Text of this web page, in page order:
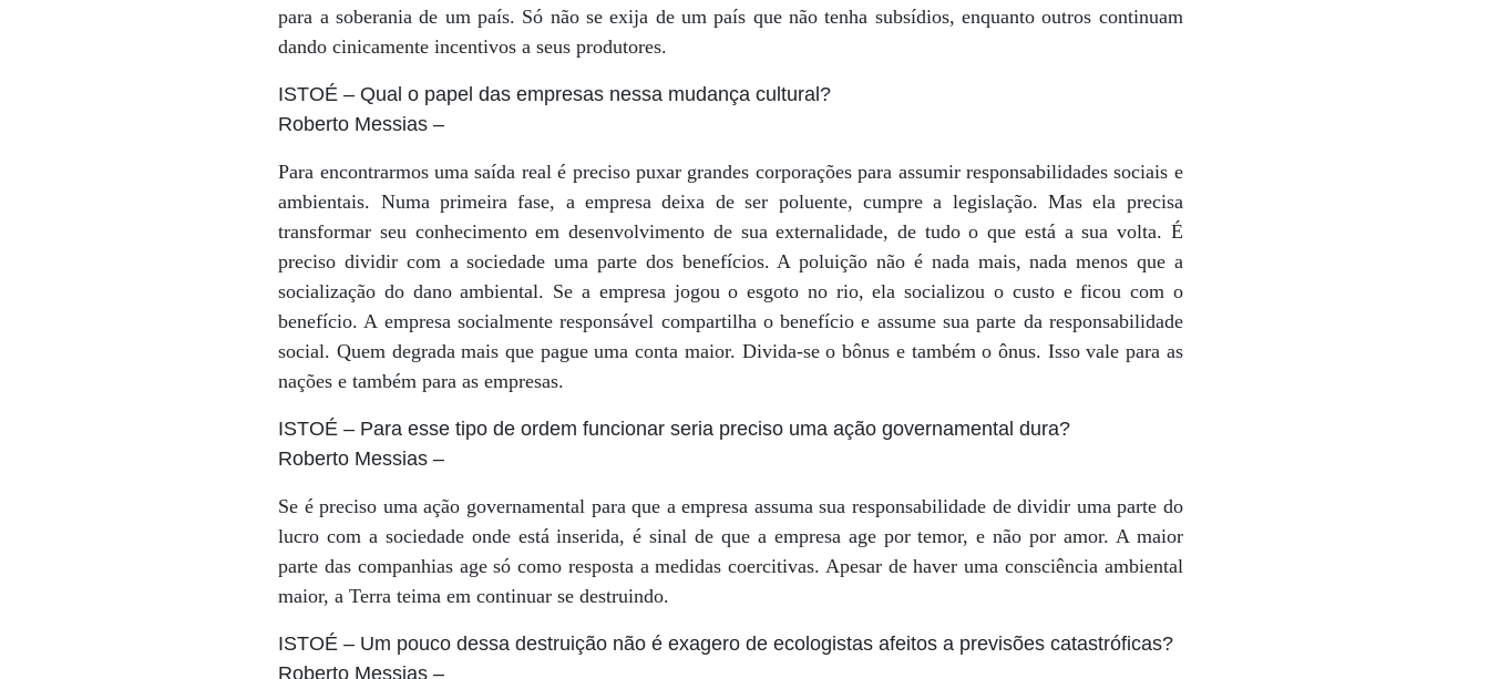
para a soberania de um país. Só não se exija de um país que não tenha subsídios, enquanto outros continuam
dando cinicamente incentivos a seus produtores.
ISTOÉ – Qual o papel das empresas nessa mudança cultural?
Roberto Messias –
Para encontrarmos uma saída real é preciso puxar grandes corporações para assumir responsabilidades sociais e
ambientais. Numa primeira fase, a empresa deixa de ser poluente, cumpre a legislação. Mas ela precisa
transformar seu conhecimento em desenvolvimento de sua externalidade, de tudo o que está a sua volta. É
preciso dividir com a sociedade uma parte dos benefícios. A poluição não é nada mais, nada menos que a
socialização do dano ambiental. Se a empresa jogou o esgoto no rio, ela socializou o custo e ficou com o
benefício. A empresa socialmente responsável compartilha o benefício e assume sua parte da responsabilidade
social. Quem degrada mais que pague uma conta maior. Divida-se o bônus e também o ônus. Isso vale para as
nações e também para as empresas.
ISTOÉ – Para esse tipo de ordem funcionar seria preciso uma ação governamental dura?
Roberto Messias –
Se é preciso uma ação governamental para que a empresa assuma sua responsabilidade de dividir uma parte do
lucro com a sociedade onde está inserida, é sinal de que a empresa age por temor, e não por amor. A maior
parte das companhias age só como resposta a medidas coercitivas. Apesar de haver uma consciência ambiental
maior, a Terra teima em continuar se destruindo.
ISTOÉ – Um pouco dessa destruição não é exagero de ecologistas afeitos a previsões catastróficas?
Roberto Messias –